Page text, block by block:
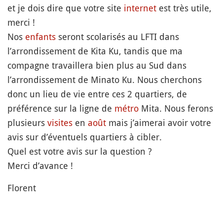
et je dois dire que votre site internet est très utile,
merci !
Nos enfants seront scolarisés au LFTI dans
l’arrondissement de Kita Ku, tandis que ma
compagne travaillera bien plus au Sud dans
l’arrondissement de Minato Ku. Nous cherchons
donc un lieu de vie entre ces 2 quartiers, de
préférence sur la ligne de métro Mita. Nous ferons
plusieurs visites en août mais j’aimerai avoir votre
avis sur d’éventuels quartiers à cibler.
Quel est votre avis sur la question ?
Merci d’avance !
Florent